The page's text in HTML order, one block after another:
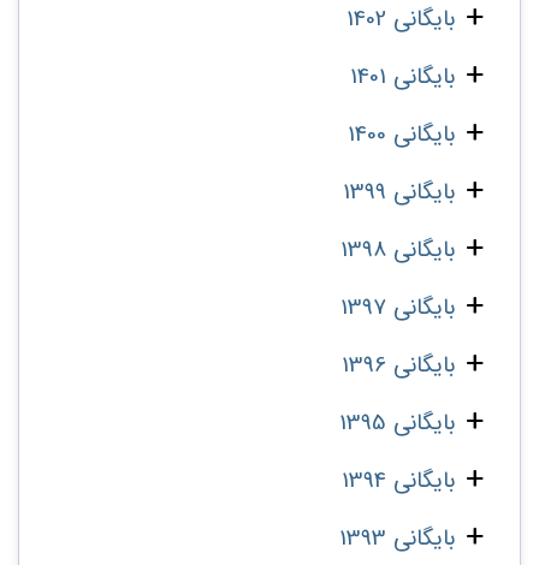
بایگانی 1402
بایگانی 1401
بایگانی 1400
بایگانی 1399
بایگانی 1398
بایگانی 1397
بایگانی 1396
بایگانی 1395
بایگانی 1394
بایگانی 1393